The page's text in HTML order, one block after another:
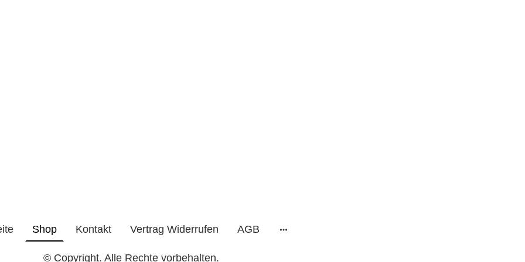
Shop Kontakt Vertrag Widerrufen AGB
© Copyright. Alle Rechte vorbehalten.